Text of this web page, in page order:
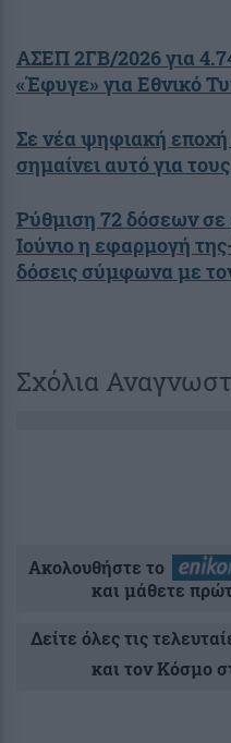
ΑΣΕΠ 2ΓΒ/2026 για
«Έφυγε» για Εθνικό
Σε νέα ψηφιακή
σημαίνει αυτό για
Ρύθμιση 72 δόσεων
Ιούνιο η εφαρμογή
δόσεις σύμφωνα με
Σχόλια
Ακολουθήστε το
και μάθετε
Δείτε όλες τις
και τον Κόσμο